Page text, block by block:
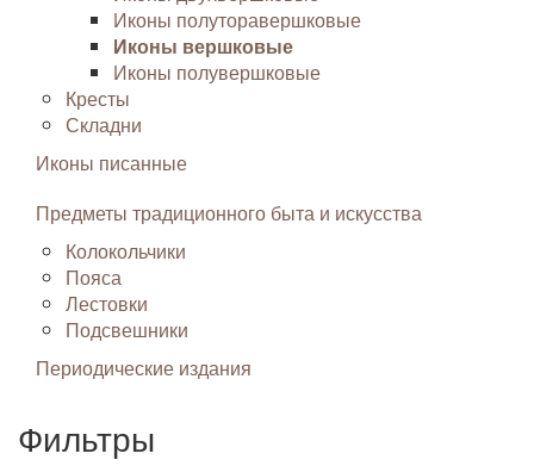
Иконы полуторавершковые
Иконы вершковые
Иконы полувершковые
Кресты
Складни
Иконы писанные
Предметы традиционного быта и искусства
Колокольчики
Пояса
Лестовки
Подсвешники
Периодические издания
Фильтры